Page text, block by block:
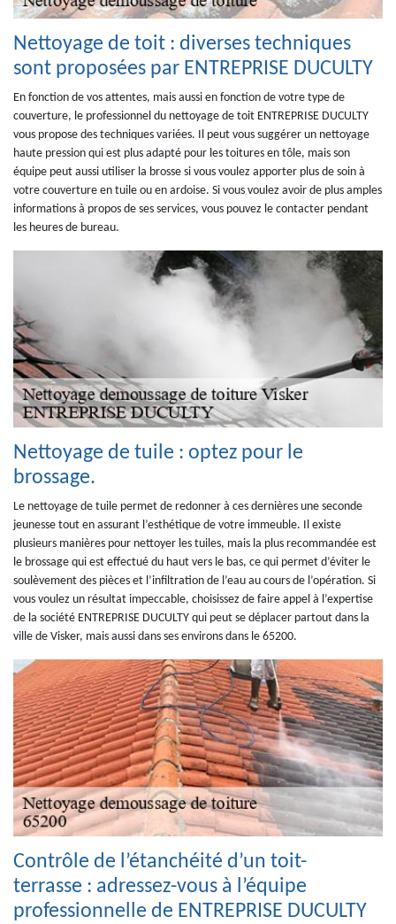
Nettoyage de toit : diverses techniques
sont proposées par ENTREPRISE DUCULTY
En fonction de vos attentes, mais aussi en fonction de votre type de
couverture, le professionnel du nettoyage de toit ENTREPRISE DUCULTY
vous propose des techniques variées. Il peut vous suggérer un nettoyage
haute pression qui est plus adapté pour les toitures en tôle, mais son
équipe peut aussi utiliser la brosse si vous voulez apporter plus de soin à
votre couverture en tuile ou en ardoise. Si vous voulez avoir de plus amples
informations à propos de ses services, vous pouvez le contacter pendant
les heures de bureau.
Nettoyage de tuile : optez pour le
brossage.
Le nettoyage de tuile permet de redonner à ces dernières une seconde
jeunesse tout en assurant l’esthétique de votre immeuble. Il existe
plusieurs manières pour nettoyer les tuiles, mais la plus recommandée est
le brossage qui est effectué du haut vers le bas, ce qui permet d’éviter le
soulèvement des pièces et l’infiltration de l’eau au cours de l’opération. Si
vous voulez un résultat impeccable, choisissez de faire appel à l’expertise
de la société ENTREPRISE DUCULTY qui peut se déplacer partout dans la
ville de Visker, mais aussi dans ses environs dans le 65200.
Contrôle de l’étanchéité d’un toit-
terrasse : adressez-vous à l’équipe
professionnelle de ENTREPRISE DUCULTY